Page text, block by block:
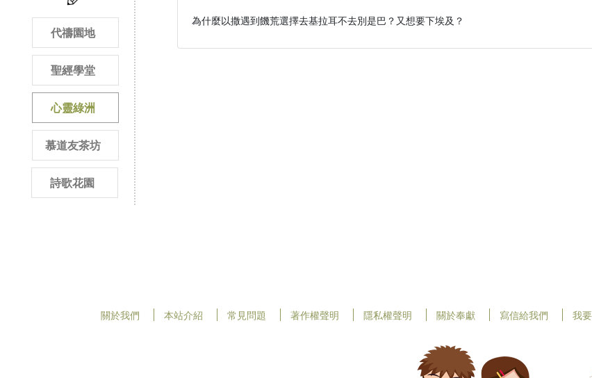
代禱園地
聖經學堂
心靈綠洲
慕道友茶坊
詩歌花園
為什麼以撒遇到饑荒選擇去基拉耳不去別是巴？又想要下埃及？
關於我們 本站介紹 常見問題 著作權聲明 隱私權聲明 關於奉獻 寫信給我們 我